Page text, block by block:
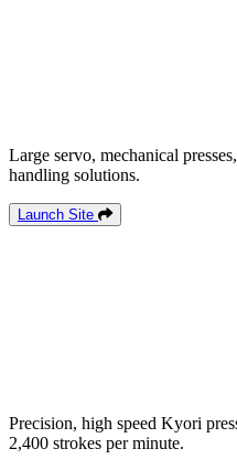
Large servo, mechanical
handling solutions.
Launch Site
Precision, high speed Kyori
2,400 strokes per minute.